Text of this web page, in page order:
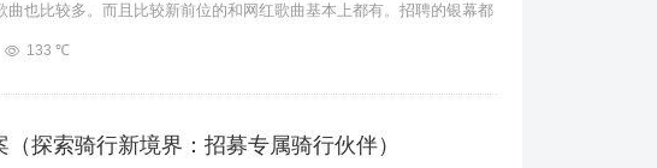
曲也比较多。而且比较新前位的和网红歌曲基本上都有。招聘的银幕都
133 ℃
探索骑行新境界：招募专属骑行伙伴）